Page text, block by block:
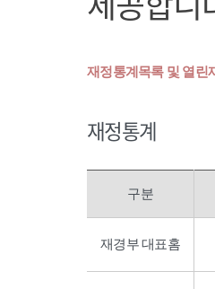
재정통계목록 및 열린
재정통계
구분
재경부 대표홈